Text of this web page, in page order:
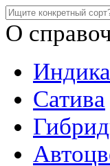
О
Индика
Сатива